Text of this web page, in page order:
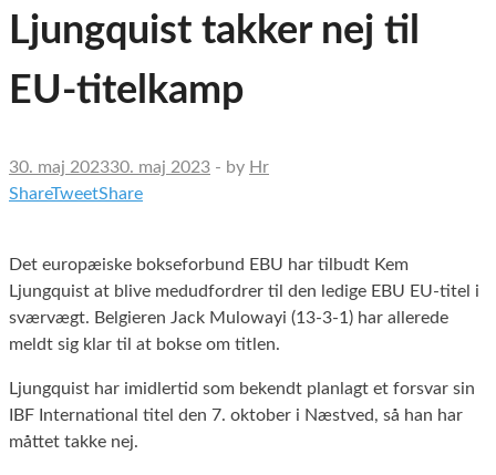
Ljungquist takker nej til
EU-titelkamp
30. maj 202330. maj 2023 - by Hr
ShareTweetShare
Det europæiske bokseforbund EBU har tilbudt Kem
Ljungquist at blive medudfordrer til den ledige EBU EU-titel i
sværvægt. Belgieren Jack Mulowayi (13-3-1) har allerede
meldt sig klar til at bokse om titlen.
Ljungquist har imidlertid som bekendt planlagt et forsvar sin
IBF International titel den 7. oktober i Næstved, så han har
måttet takke nej.